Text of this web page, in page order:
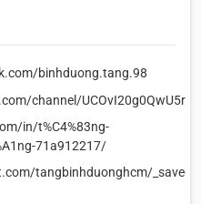
binhduong.tang.98
channel/
in/t%C4%83ng-
71a912217/
tangbinhduonghcm/_saved/